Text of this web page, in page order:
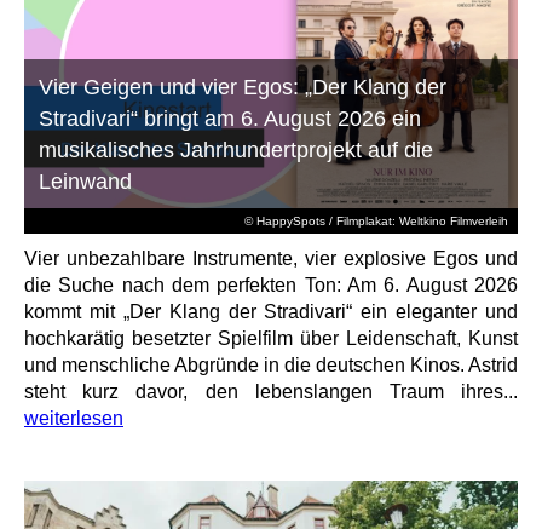
© HappySpots / Filmplakat: Weltkino Filmverleih
Vier Geigen und vier Egos: „Der Klang der
Stradivari“ bringt am 6. August 2026 ein
musikalisches Jahrhundertprojekt auf die
Leinwand
Vier unbezahlbare Instrumente, vier explosive Egos und
die Suche nach dem perfekten Ton: Am 6. August 2026
kommt mit „Der Klang der Stradivari“ ein eleganter und
hochkarätig besetzter Spielfilm über Leidenschaft, Kunst
und menschliche Abgründe in die deutschen Kinos. Astrid
steht kurz davor, den lebenslangen Traum ihres...
weiterlesen